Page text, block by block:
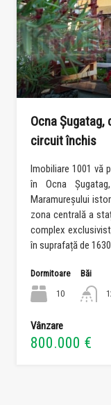
Ocna
circuit închis
Imobiliare 1001 vă
în Ocna
Maramureșului
zona centrală a
complex
în suprafață de
Dormitoare
10
Băi
Vânzare
800.000 €